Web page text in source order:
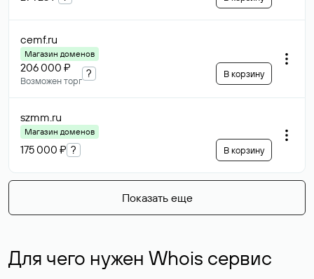
cemf.ru
Магазин доменов
206 000 ₽
Возможен торг
? В корзину
szmm.ru
Магазин доменов
175 000 ₽ ? В корзину
Показать еще
Для чего нужен Whois сервис